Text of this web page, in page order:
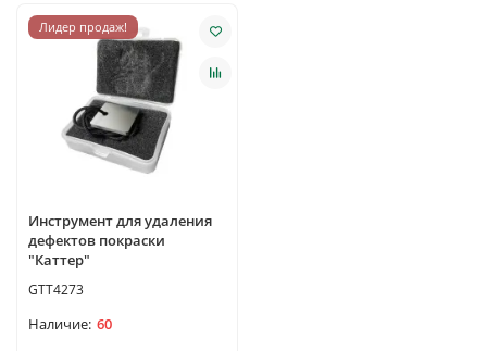
Лидер продаж!
Инструмент для удаления
дефектов покраски
"Каттер"
GTT4273
60